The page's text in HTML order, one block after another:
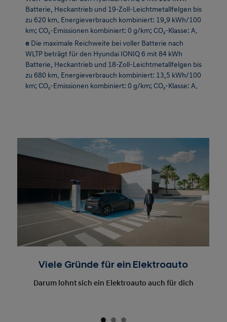
eDie maximale Reichweite bei voller Batterie nach
WLTP beträgt für den Hyundai IONIQ 6 mit 84 kWh
Batterie, Heckantrieb und 18-Zoll-Leichtmetallfelgen bis
zu 680 km. Energieverbrauch kombiniert: 13,5 kWh/100
km; CO₂-Emissionen kombiniert: 0 g/km; CO₂-Klasse: A.
Viele Gründe für ein Elektroauto
Darum lohnt sich ein Elektroauto auch für dich